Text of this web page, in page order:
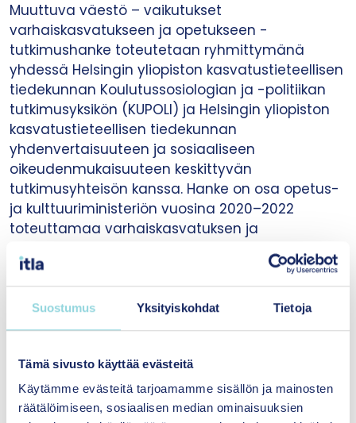
Suostumus Yksityiskohdat Tietoja
Tämä sivusto käyttää evästeitä
Käytämme evästeitä tarjoamamme sisällön ja mainosten
räätälöimiseen, sosiaalisen median ominaisuuksien
Muuttuva väestö – vaikutukset
varhaiskasvatukseen ja opetukseen -
tutkimushanke toteutetaan ryhmittymänä
yhdessä Helsingin yliopiston kasvatustieteellisen
tiedekunnan Koulutussosiologian ja -politiikan
tutkimusyksikön (KUPOLI) ja Helsingin yliopiston
kasvatustieteellisen tiedekunnan
yhdenvertaisuuteen ja sosiaaliseen
oikeudenmukaisuuteen keskittyvän
tutkimusyhteisön kanssa. Hanke on osa opetus-
ja kulttuuriministeriön vuosina 2020–2022
toteuttamaa varhaiskasvatuksen ja
parantavaa Oikeus Oppia -kehittämisohjelmaa.